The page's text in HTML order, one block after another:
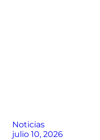
Noticias
julio 10, 2026